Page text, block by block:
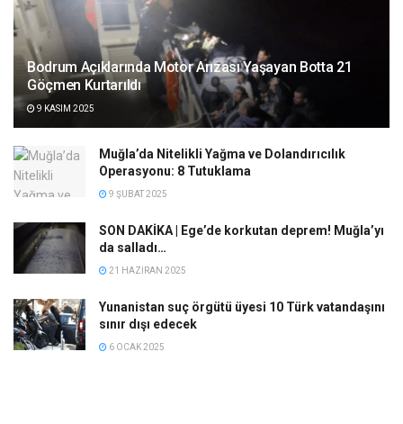
Bodrum Açıklarında Motor Arızası Yaşayan Botta 21
Göçmen Kurtarıldı
9 KASIM 2025
Muğla’da Nitelikli Yağma ve Dolandırıcılık
Operasyonu: 8 Tutuklama
9 ŞUBAT 2025
SON DAKİKA | Ege’de korkutan deprem! Muğla’yı
da salladı…
21 HAZIRAN 2025
Yunanistan suç örgütü üyesi 10 Türk vatandaşını
sınır dışı edecek
6 OCAK 2025